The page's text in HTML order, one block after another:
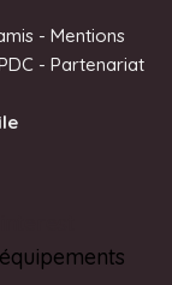
- Mentions
- Partenariat